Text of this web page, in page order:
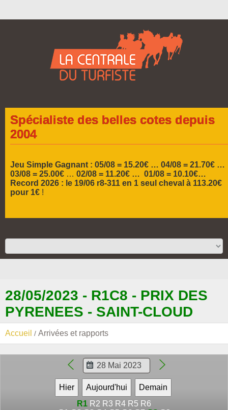
Spécialiste des belles cotes depuis
2004
Jeu Simple Gagnant : 05/08 = 15.20€ … 04/08 = 21.70€ …
03/08 = 25.00€ … 02/08 = 11.20€ … 01/08 = 10.10€…
Record 2026 : le 19/06 r8-311 en 1 seul cheval à 113.20€
pour 1€ !
28/05/2023 - R1C8 - PRIX DES
PYRENEES - SAINT-CLOUD
Accueil Arrivées et rapports
R1 R2 R3 R4 R5 R6